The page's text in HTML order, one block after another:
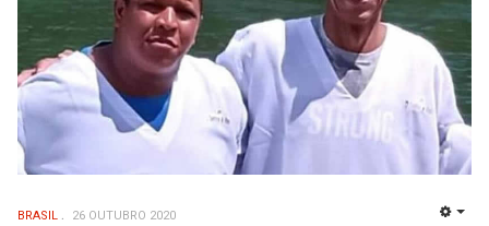
BRASIL 26 OUTUBRO 2020